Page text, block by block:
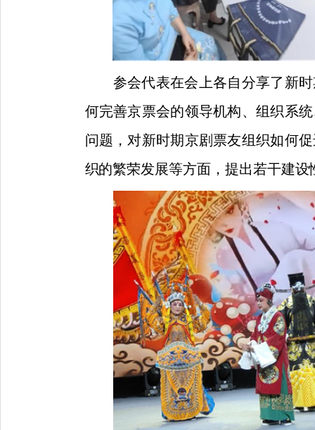
参会代表在会上各自分享了 新
何完善京票会的领导机构、组织系
问题，对新时期京剧票友组织如何
织的繁荣发展等方面，提出若干建设